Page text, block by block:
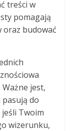
treści w
pomagają
oraz budować
jest,
do
Twoim
wizerunku,